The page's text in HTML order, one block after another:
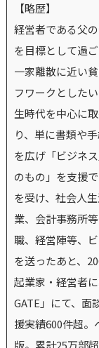
【略歴】
経営者である父
を目標として過
一家離散に近い
フワークとした
生時代を中心に
り、単に書類や
を広げ「ビジネ
のもの」を支援
を受け、社会人
業、会計事務所
職、経営陣等、
を送ったあと、
起業家・経営者
GATE」にて、面
援実績600件超。
版。累計25万部